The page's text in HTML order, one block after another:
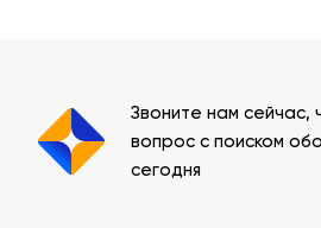
Звоните нам сейчас,
вопрос с поиском
сегодня